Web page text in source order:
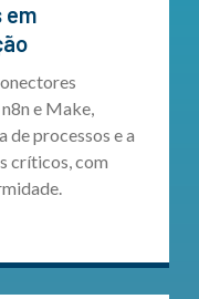
e Make,
de processos e a
críticos, com